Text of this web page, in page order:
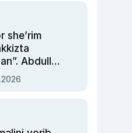
she’rim
Abdulla